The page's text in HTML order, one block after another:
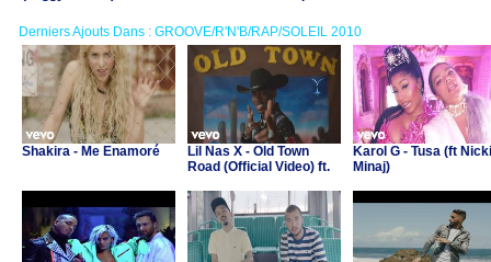
Derniers Ajouts Dans : GROOVE/R'N'B/RAP/SOLEIL 2010
Shakira - Me Enamoré
Lil Nas X - Old Town
Road (Official Video) ft.
Karol G - Tusa (ft Nicki
Minaj)